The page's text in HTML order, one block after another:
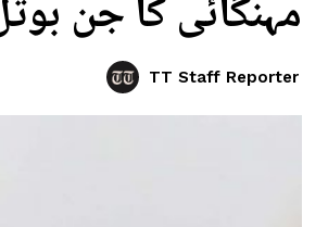
مہنگائی کا جن
TT Staff Reporter